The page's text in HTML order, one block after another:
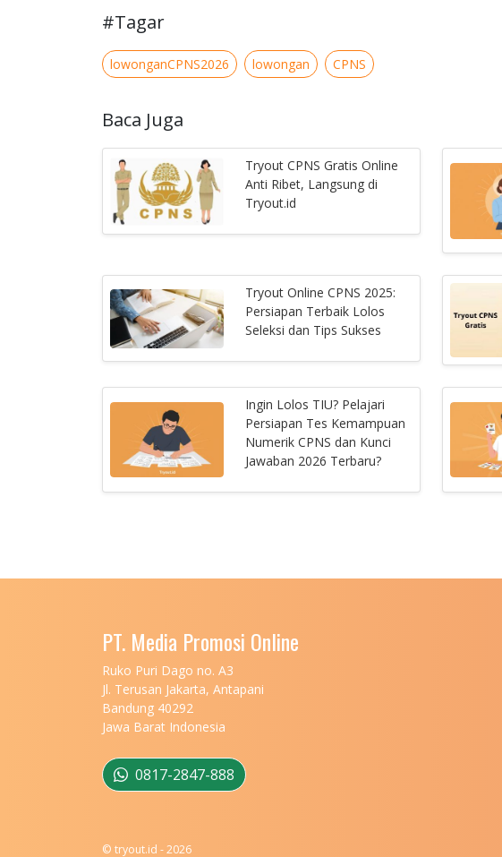
#Tagar
lowonganCPNS2026 lowongan CPNS
Baca Juga
Tryout CPNS Gratis Online
Anti Ribet, Langsung di
Tryout.id
Tryout Online CPNS 2025:
Persiapan Terbaik Lolos
Seleksi dan Tips Sukses
Ingin Lolos TIU? Pelajari
Persiapan Tes Kemampuan
Numerik CPNS dan Kunci
Jawaban 2026 Terbaru?
PT. Media Promosi Online
Ruko Puri Dago no. A3
Jl. Terusan Jakarta, Antapani
Bandung 40292
Jawa Barat Indonesia
0817-2847-888
© tryout.id - 2026